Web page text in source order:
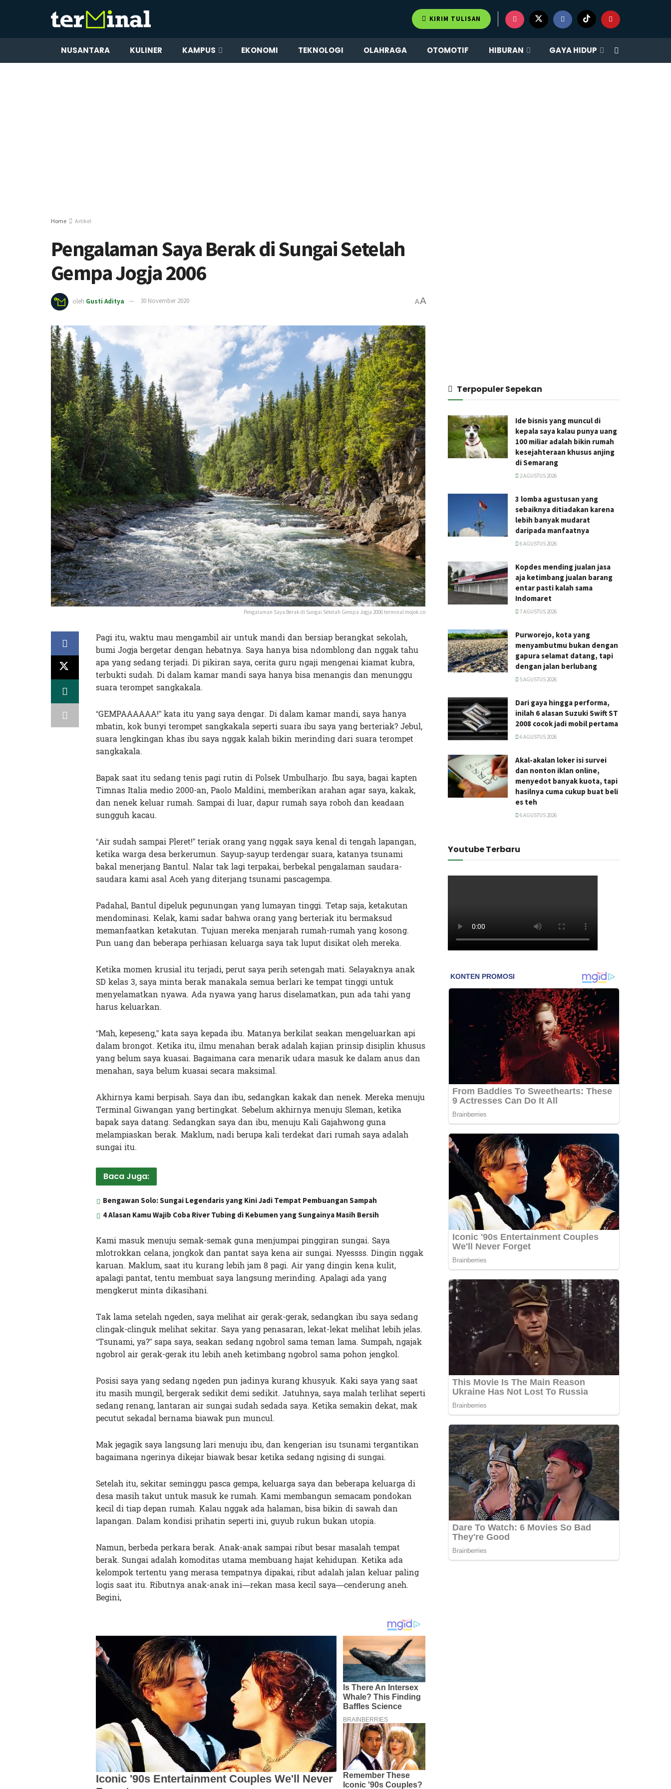
KIRIM TULISAN
NUSANTARA KULINER KAMPUS EKONOMI TEKNOLOGI OLAHRAGA OTOMOTIF HIBURAN GAYA HIDUP
Home Artikel
Pengalaman Saya Berak di Sungai Setelah
Gempa Jogja 2006
oleh Gusti Aditya 30 November 2020 AA
Pengalaman Saya Berak di Sungai Setelah Gempa Jogja 2006 terminal mojok.co
Pagi itu, waktu mau mengambil air untuk mandi dan bersiap berangkat sekolah,
bumi Jogja bergetar dengan hebatnya. Saya hanya bisa ndomblong dan nggak tahu
apa yang sedang terjadi. Di pikiran saya, cerita guru ngaji mengenai kiamat kubra,
terbukti sudah. Di dalam kamar mandi saya hanya bisa menangis dan menunggu
suara terompet sangkakala.
“GEMPAAAAAA!” kata itu yang saya dengar. Di dalam kamar mandi, saya hanya
mbatin, kok bunyi terompet sangkakala seperti suara ibu saya yang berteriak? Jebul,
suara lengkingan khas ibu saya nggak kalah bikin merinding dari suara terompet
sangkakala.
Bapak saat itu sedang tenis pagi rutin di Polsek Umbulharjo. Ibu saya, bagai kapten
Timnas Italia medio 2000-an, Paolo Maldini, memberikan arahan agar saya, kakak,
dan nenek keluar rumah. Sampai di luar, dapur rumah saya roboh dan keadaan
sungguh kacau.
“Air sudah sampai Pleret!” teriak orang yang nggak saya kenal di tengah lapangan,
ketika warga desa berkerumun. Sayup-sayup terdengar suara, katanya tsunami
bakal menerjang Bantul. Nalar tak lagi terpakai, berbekal pengalaman saudara-
saudara kami asal Aceh yang diterjang tsunami pascagempa.
Padahal, Bantul dipeluk pegunungan yang lumayan tinggi. Tetap saja, ketakutan
mendominasi. Kelak, kami sadar bahwa orang yang berteriak itu bermaksud
memanfaatkan ketakutan. Tujuan mereka menjarah rumah-rumah yang kosong.
Pun uang dan beberapa perhiasan keluarga saya tak luput disikat oleh mereka.
Ketika momen krusial itu terjadi, perut saya perih setengah mati. Selayaknya anak
SD kelas 3, saya minta berak manakala semua berlari ke tempat tinggi untuk
menyelamatkan nyawa. Ada nyawa yang harus diselamatkan, pun ada tahi yang
harus keluarkan.
“Mah, kepeseng,” kata saya kepada ibu. Matanya berkilat seakan mengeluarkan api
dalam brongot. Ketika itu, ilmu menahan berak adalah kajian prinsip disiplin khusus
yang belum saya kuasai. Bagaimana cara menarik udara masuk ke dalam anus dan
menahan, saya belum kuasai secara maksimal.
Akhirnya kami berpisah. Saya dan ibu, sedangkan kakak dan nenek. Mereka menuju
Terminal Giwangan yang bertingkat. Sebelum akhirnya menuju Sleman, ketika
bapak saya datang. Sedangkan saya dan ibu, menuju Kali Gajahwong guna
melampiaskan berak. Maklum, nadi berupa kali terdekat dari rumah saya adalah
sungai itu.
Baca Juga:
Bengawan Solo: Sungai Legendaris yang Kini Jadi Tempat Pembuangan Sampah
4 Alasan Kamu Wajib Coba River Tubing di Kebumen yang Sungainya Masih Bersih
Kami masuk menuju semak-semak guna menjumpai pinggiran sungai. Saya
mlotrokkan celana, jongkok dan pantat saya kena air sungai. Nyessss. Dingin nggak
karuan. Maklum, saat itu kurang lebih jam 8 pagi. Air yang dingin kena kulit,
apalagi pantat, tentu membuat saya langsung merinding. Apalagi ada yang
mengkerut minta dikasihani.
Tak lama setelah ngeden, saya melihat air gerak-gerak, sedangkan ibu saya sedang
clingak-clinguk melihat sekitar. Saya yang penasaran, lekat-lekat melihat lebih jelas.
“Tsunami, ya?” sapa saya, seakan sedang ngobrol sama teman lama. Sumpah, ngajak
ngobrol air gerak-gerak itu lebih aneh ketimbang ngobrol sama pohon jengkol.
Posisi saya yang sedang ngeden pun jadinya kurang khusyuk. Kaki saya yang saat
itu masih mungil, bergerak sedikit demi sedikit. Jatuhnya, saya malah terlihat seperti
sedang renang, lantaran air sungai sudah sedada saya. Ketika semakin dekat, mak
pecutut sekadal bernama biawak pun muncul.
Mak jegagik saya langsung lari menuju ibu, dan kengerian isu tsunami tergantikan
bagaimana ngerinya dikejar biawak besar ketika sedang ngising di sungai.
Setelah itu, sekitar seminggu pasca gempa, keluarga saya dan beberapa keluarga di
desa masih takut untuk masuk ke rumah. Kami membangun semacam pondokan
kecil di tiap depan rumah. Kalau nggak ada halaman, bisa bikin di sawah dan
lapangan. Dalam kondisi prihatin seperti ini, guyub rukun bukan utopia.
Namun, berbeda perkara berak. Anak-anak sampai ribut besar masalah tempat
berak. Sungai adalah komoditas utama membuang hajat kehidupan. Ketika ada
kelompok tertentu yang merasa tempatnya dipakai, ribut adalah jalan keluar paling
logis saat itu. Ributnya anak-anak ini—rekan masa kecil saya—cenderung aneh.
Begini,
Terpopuler Sepekan
Ide bisnis yang muncul di
kepala saya kalau punya uang
100 miliar adalah bikin rumah
kesejahteraan khusus anjing
di Semarang
2 AGUSTUS 2026
3 lomba agustusan yang
sebaiknya ditiadakan karena
lebih banyak mudarat
daripada manfaatnya
6 AGUSTUS 2026
Kopdes mending jualan jasa
aja ketimbang jualan barang
entar pasti kalah sama
Indomaret
7 AGUSTUS 2026
Purworejo, kota yang
menyambutmu bukan dengan
gapura selamat datang, tapi
dengan jalan berlubang
5 AGUSTUS 2026
Dari gaya hingga performa,
inilah 6 alasan Suzuki Swift ST
2008 cocok jadi mobil pertama
6 AGUSTUS 2026
Akal-akalan loker isi survei
dan nonton iklan online,
menyedot banyak kuota, tapi
hasilnya cuma cukup buat beli
es teh
6 AGUSTUS 2026
Youtube Terbaru